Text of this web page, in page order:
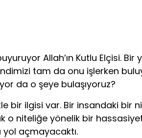
Allah’ın Kutlu Elçisi.
tam da onu işlerken
da o şeye bulaşıyoruz?
ilgisi var. Bir insandaki bir
niteliğe yönelik bir
açmayacaktı.